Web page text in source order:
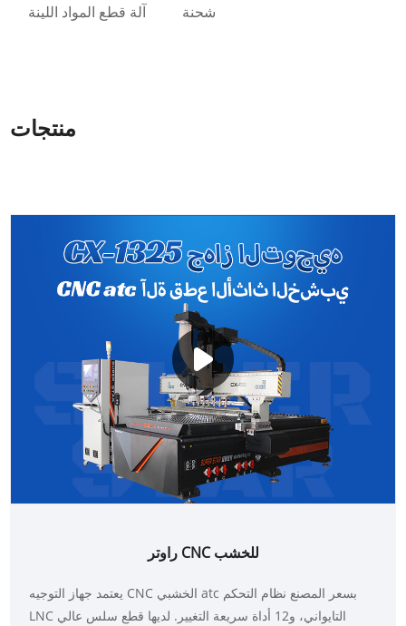
آلة قطع المواد اللينة شحنة
منتجات
راوتر CNC للخشب
يعتمد جهاز التوجيه CNC الخشبي atc بسعر المصنع نظام التحكم
LNC التايواني، و12 أداة سريعة التغيير. لديها قطع سلس عالي